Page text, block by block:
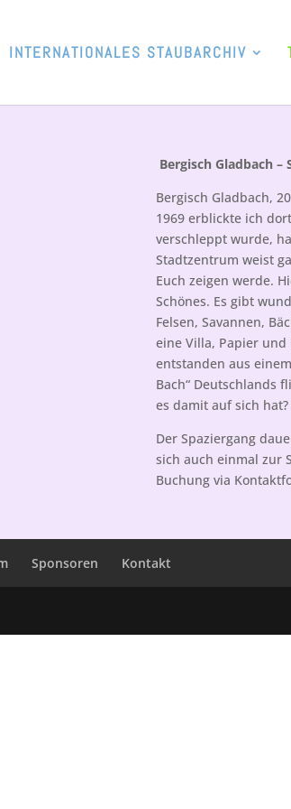
INTERNATIONALES STAUBARCHIV
Bergisch Gladbach
Bergisch Gladbach,
1969 erblickte ich
verschleppt wurde,
Stadtzentrum weist
Euch zeigen werde.
Schönes. Es gibt
Felsen, Savannen,
eine Villa, Papier
entstanden aus
Bach“ Deutschlands
es damit auf sich
Der Spaziergang
sich auch einmal zur
Buchung via
Sponsoren Kontakt